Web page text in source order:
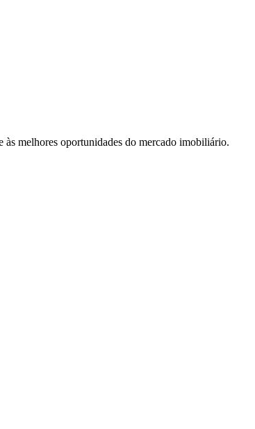
às melhores oportunidades do mercado imobiliário.